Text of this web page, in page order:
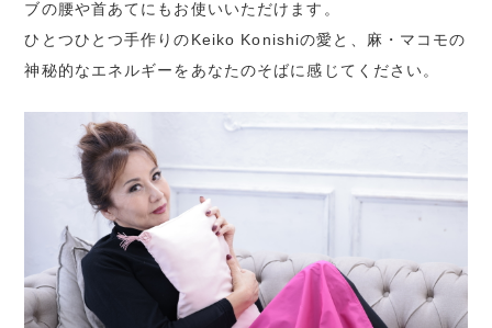
ブの腰や首あてにもお使いいただけます。
ひとつひとつ手作りのKeiko Konishiの愛と、麻・マコモの
神秘的なエネルギーをあなたのそばに感じてください。